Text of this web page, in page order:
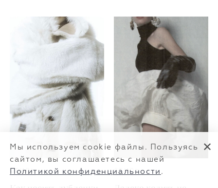
СТИЛЬ СТИЛЬ
Мы используем cookie файлы. Пользуясь
сайтом, вы соглашаетесь с нашей
Политикой конфиденциальности .
✕